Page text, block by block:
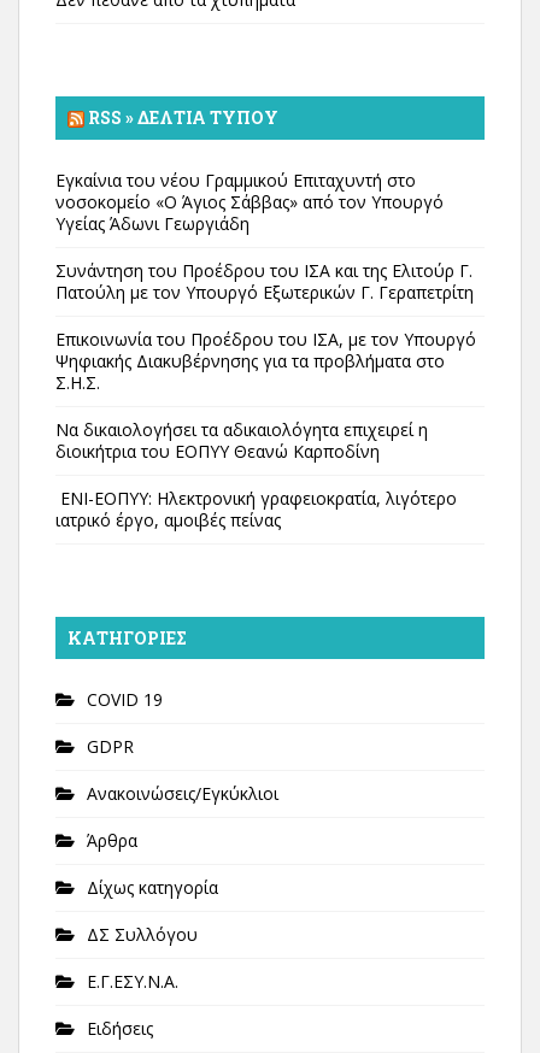
RSS » ΔΕΛΤΊΑ ΤΎΠΟΥ
Εγκαίνια του νέου Γραμμικού Επιταχυντή στο
νοσοκομείο «Ο Άγιος Σάββας» από τον Υπουργό
Υγείας Άδωνι Γεωργιάδη
Συνάντηση του Προέδρου του ΙΣΑ και της Ελιτούρ Γ.
Πατούλη με τον Υπουργό Εξωτερικών Γ. Γεραπετρίτη
Επικοινωνία του Προέδρου του ΙΣΑ, με τον Υπουργό
Ψηφιακής Διακυβέρνησης για τα προβλήματα στο
Σ.Η.Σ.
Να δικαιολογήσει τα αδικαιολόγητα επιχειρεί η
διοικήτρια του ΕΟΠΥΥ Θεανώ Καρποδίνη
ΕΝΙ-ΕΟΠΥΥ: Ηλεκτρονική γραφειοκρατία, λιγότερο
ιατρικό έργο, αμοιβές πείνας
KΑΤΗΓΟΡΊΕΣ
COVID 19
GDPR
Ανακοινώσεις/Εγκύκλιοι
Άρθρα
Δίχως κατηγορία
ΔΣ Συλλόγου
Ε.Γ.ΕΣΥ.Ν.Α.
Ειδήσεις